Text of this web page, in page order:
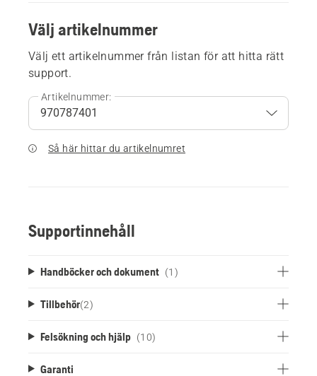
Välj artikelnummer
Välj ett artikelnummer från listan för att hitta rätt
support.
Artikelnummer:
Så här hittar du artikelnumret
Supportinnehåll
Handböcker och dokument (1)
Tillbehör(2)
Felsökning och hjälp (10)
Garanti